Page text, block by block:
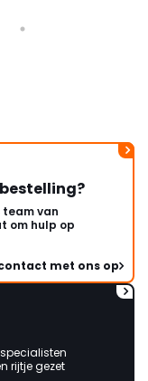
team van
om hulp op
met ons op
rijtje gezet